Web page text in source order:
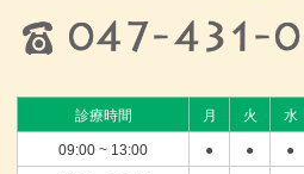
診療時間 月 火 水
09:00 ~ 13:00 ● ● ●